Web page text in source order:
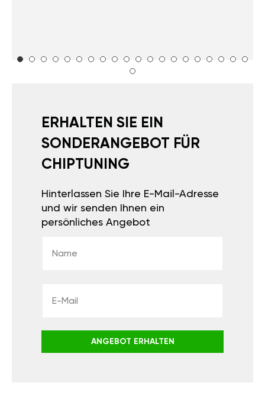
ERHALTEN SIE EIN
SONDERANGEBOT FÜR
CHIPTUNING
Hinterlassen Sie Ihre E-Mail-Adresse
und wir senden Ihnen ein
persönliches Angebot
ANGEBOT ERHALTEN